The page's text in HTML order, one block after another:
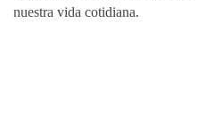
nuestra vida cotidiana.